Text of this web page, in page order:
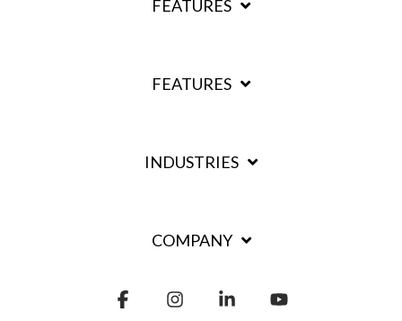
FEATURES
FEATURES
INDUSTRIES
COMPANY
FacebookInstagramLinkedin